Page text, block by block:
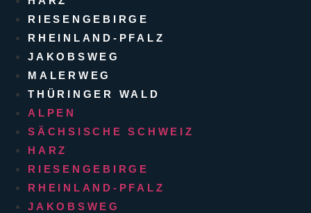
RIESENGEBIRGE
RHEINLAND-PFALZ
JAKOBSWEG
MALERWEG
THÜRINGER WALD
ALPEN
SÄCHSISCHE SCHWEIZ
HARZ
RIESENGEBIRGE
RHEINLAND-PFALZ
JAKOBSWEG